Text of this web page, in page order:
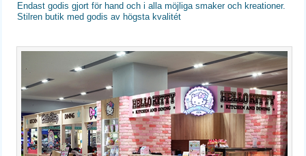
Endast godis gjort för hand och i alla möjliga smaker och kreationer.
Stilren butik med godis av högsta kvalitét